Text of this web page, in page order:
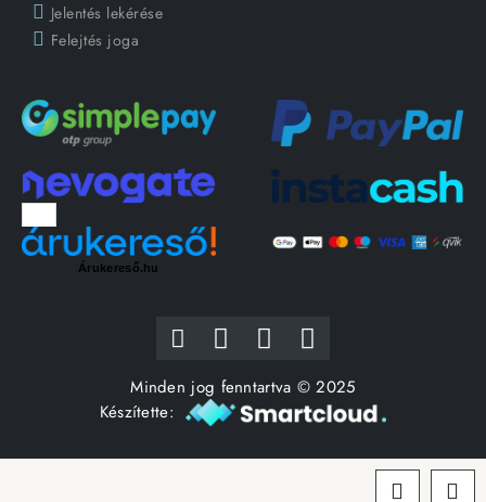
Jelentés lekérése
Felejtés joga
Árukereső.hu
Minden jog fenntartva © 2025
Készítette: